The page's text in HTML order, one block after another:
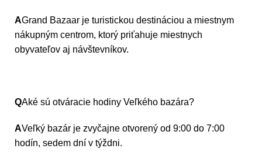
AGrand Bazaar je turistickou destináciou a miestnym
nákupným centrom, ktorý priťahuje miestnych
obyvateľov aj návštevníkov.
QAké sú otváracie hodiny Veľkého bazára?
AVeľký bazár je zvyčajne otvorený od 9:00 do 7:00
hodín, sedem dní v týždni.